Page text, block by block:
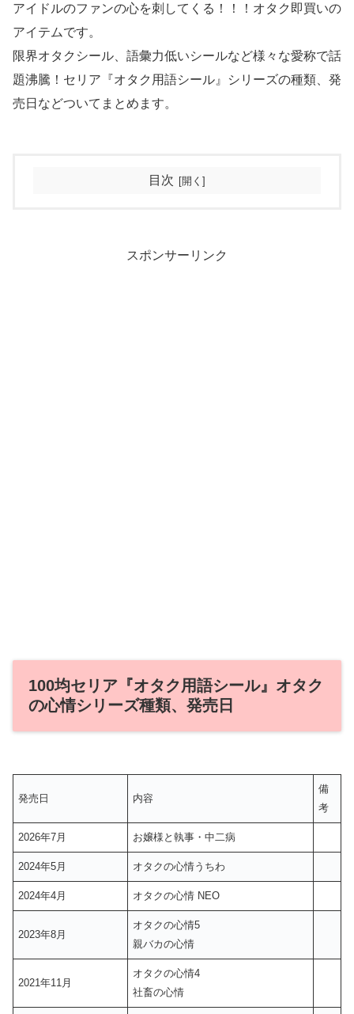
アイドルのファンの心を刺してくる！！！オタク即買いの
アイテムです。
限界オタクシール、語彙力低いシールなど様々な愛称で話
題沸騰！セリア『オタク用語シール』シリーズの種類、発
売日などついてまとめます。
目次
スポンサーリンク
100均セリア『オタク用語シール』オタク
の心情シリーズ種類、発売日
発売日 内容
備
考
2026年7月 お嬢様と執事・中二病
2024年5月 オタクの心情うちわ
2024年4月 オタクの心情 NEO
2023年8月
オタクの心情5
親バカの心情
2021年11月
オタクの心情4
社畜の心情